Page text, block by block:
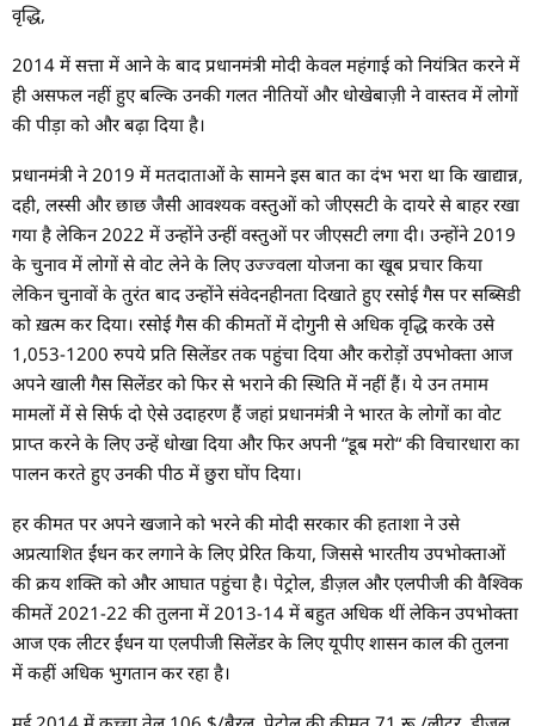
वृद्धि,
2014 में सत्ता में आने के बाद प्रधानमंत्री मोदी केवल महंगाई को नियंत्रित करने में
ही असफल नहीं हुए बल्कि उनकी गलत नीतियों और धोखेबाज़ी ने वास्तव में लोगों
की पीड़ा को और बढ़ा दिया है।
प्रधानमंत्री ने 2019 में मतदाताओं के सामने इस बात का दंभ भरा था कि खाद्यान्न,
दही, लस्सी और छाछ जैसी आवश्यक वस्तुओं को जीएसटी के दायरे से बाहर रखा
गया है लेकिन 2022 में उन्होंने उन्हीं वस्तुओं पर जीएसटी लगा दी। उन्होंने 2019
के चुनाव में लोगों से वोट लेने के लिए उज्ज्वला योजना का खूब प्रचार किया
लेकिन चुनावों के तुरंत बाद उन्होंने संवेदनहीनता दिखाते हुए रसोई गैस पर सब्सिडी
को ख़त्म कर दिया। रसोई गैस की कीमतों में दोगुनी से अधिक वृद्धि करके उसे
1,053-1200 रुपये प्रति सिलेंडर तक पहुंचा दिया और करोड़ों उपभोक्ता आज
अपने खाली गैस सिलेंडर को फिर से भराने की स्थिति में नहीं हैं। ये उन तमाम
मामलों में से सिर्फ दो ऐसे उदाहरण हैं जहां प्रधानमंत्री ने भारत के लोगों का वोट
प्राप्त करने के लिए उन्हें धोखा दिया और फिर अपनी “डूब मरो“ की विचारधारा का
पालन करते हुए उनकी पीठ में छुरा घोंप दिया।
हर कीमत पर अपने खजाने को भरने की मोदी सरकार की हताशा ने उसे
अप्रत्याशित ईंधन कर लगाने के लिए प्रेरित किया, जिससे भारतीय उपभोक्ताओं
की क्रय शक्ति को और आघात पहुंचा है। पेट्रोल, डीज़ल और एलपीजी की वैश्विक
कीमतें 2021-22 की तुलना में 2013-14 में बहुत अधिक थीं लेकिन उपभोक्ता
आज एक लीटर ईंधन या एलपीजी सिलेंडर के लिए यूपीए शासन काल की तुलना
में कहीं अधिक भुगतान कर रहा है।